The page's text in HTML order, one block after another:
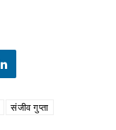
संजीव गुप्ता